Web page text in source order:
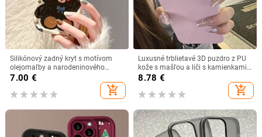
Silikónový zadný kryt s motívom
olejomaľby a narodeninového
medvedíka pre iPhone 15 14 13 12
11 x XR Xs SE2 SE 8 7 Plus Pro Max
mini
7.00 €
add_shopping_cart
Luxusné trblietavé 3D puzdro z PU
kože s mašľou a liči s kamienkami
pre iPhone 16 15 14 12 11 Pro Max
8.78 €
add_shopping_cart